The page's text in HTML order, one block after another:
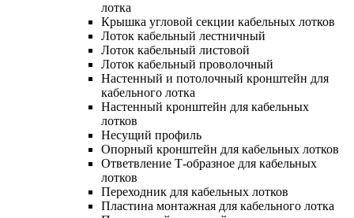
лотка
Крышка угловой секции кабельных лотков
Лоток кабельный лестничный
Лоток кабельный листовой
Лоток кабельный проволочный
Настенный и потолочный кронштейн для
кабельного лотка
Настенный кронштейн для кабельных
лотков
Несущий профиль
Опорный кронштейн для кабельных лотков
Ответвление Т-образное для кабельных
лотков
Переходник для кабельных лотков
Пластина монтажная для кабельного лотка